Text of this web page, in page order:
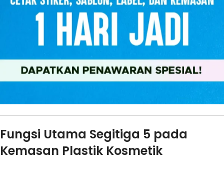
Fungsi Utama Segitiga 5 pada
Kemasan Plastik Kosmetik